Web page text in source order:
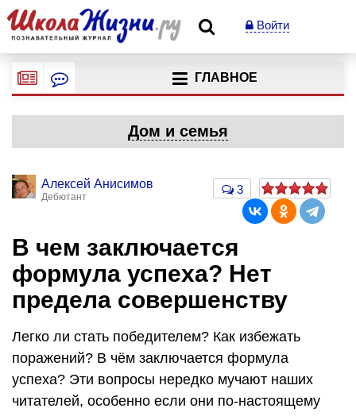
Войти
ГЛАВНОЕ
Дом и семья
Алексей Анисимов
Дебютант
3
В чем заключается
формула успеха? Нет
предела совершенству
Легко ли стать победителем? Как избежать
поражений? В чём заключается формула
успеха? Эти вопросы нередко мучают наших
читателей, особенно если они по-настоящему